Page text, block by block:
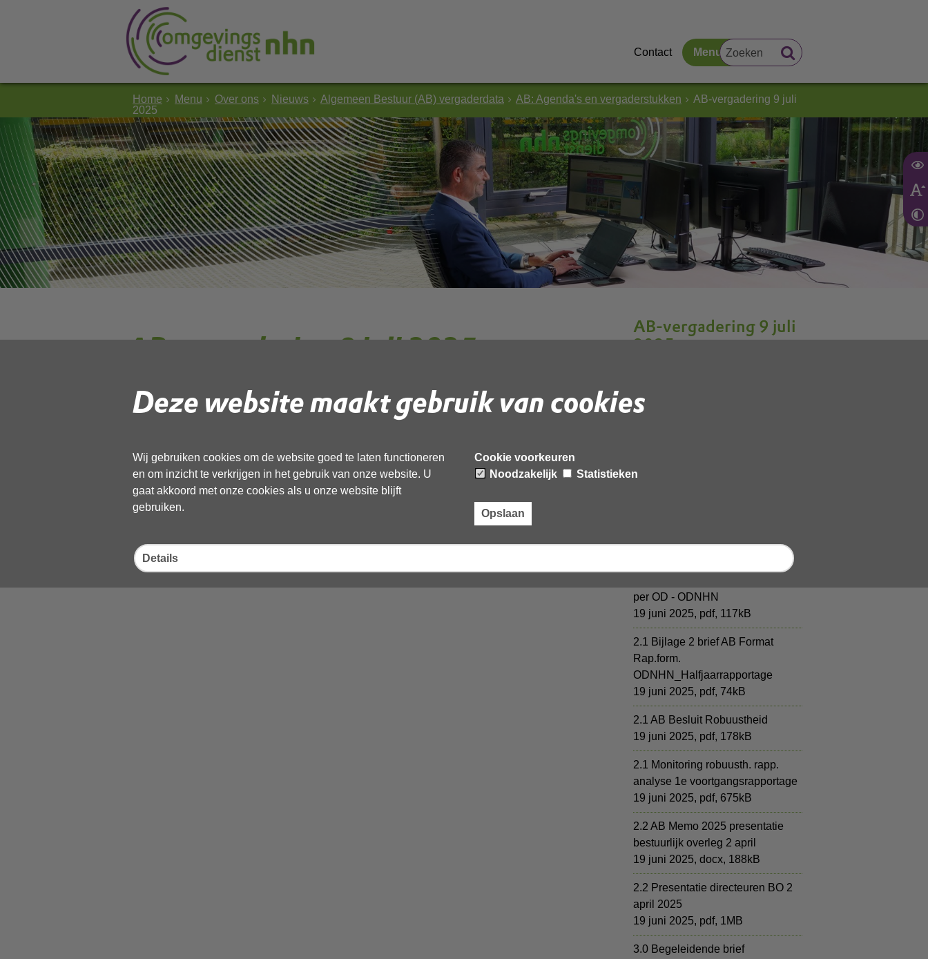
Deze website maakt gebruik van cookies
Wij gebruiken cookies om de website goed te laten functioneren
en om inzicht te verkrijgen in het gebruik van onze website. U
gaat akkoord met onze cookies als u onze website blijft
gebruiken.
Cookie voorkeuren
Noodzakelijk
Statistieken
Opslaan
Details
Contact Menu
Home Menu Over ons Nieuws Algemeen Bestuur (AB) vergaderdata AB: Agenda's en vergaderstukken
AB-vergadering 9 juli
2025
AB-vergadering 9 juli 2025
AB-vergadering 9 juli
2025
Brief_bezuingingscenario_OD-
NHN
Holland 8 juli 2025
per OD - ODNHN
19 juni 2025, pdf, 117kB
2.1 Bijlage 2 brief AB Format
Rap.form.
ODNHN_Halfjaarrapportage
19 juni 2025, pdf, 74kB
2.1 AB Besluit Robuustheid
19 juni 2025, pdf, 178kB
2.1 Monitoring robuusth. rapp.
analyse 1e voortgangsrapportage
19 juni 2025, pdf, 675kB
2.2 AB Memo 2025 presentatie
bestuurlijk overleg 2 april
19 juni 2025, docx, 188kB
2.2 Presentatie directeuren BO 2
april 2025
19 juni 2025, pdf, 1MB
3.0 Begeleidende brief